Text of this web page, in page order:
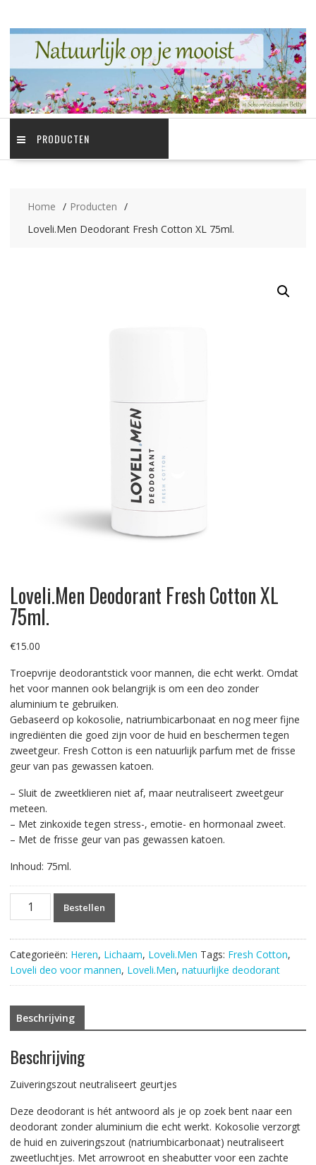
de
PRODUCTEN
Home
Producten
Loveli.Men Deodorant Fresh Cotton XL 75ml.
Loveli.Men Deodorant Fresh Cotton XL
75ml.
€15.00
Troepvrije deodorantstick voor mannen, die echt werkt. Omdat
het voor mannen ook belangrijk is om een deo zonder
aluminium te gebruiken.
Gebaseerd op kokosolie, natriumbicarbonaat en nog meer fijne
ingrediënten die goed zijn voor de huid en beschermen tegen
zweetgeur. Fresh Cotton is een natuurlijk parfum met de frisse
geur van pas gewassen katoen.
– Sluit de zweetklieren niet af, maar neutraliseert zweetgeur
meteen.
– Met zinkoxide tegen stress-, emotie- en hormonaal zweet.
– Met de frisse geur van pas gewassen katoen.
Inhoud: 75ml.
Loveli.Men
Deodorant
XL
75ml.
Bestellen
Categorieën: Heren, Lichaam, Loveli.Men Tags: Fresh Cotton,
Loveli deo voor mannen, Loveli.Men, natuurlijke deodorant
Beschrijving
Beschrijving
Zuiveringszout neutraliseert geurtjes
Deze deodorant is hét antwoord als je op zoek bent naar een
deodorant zonder aluminium die echt werkt. Kokosolie verzorgt
de huid en zuiveringszout (natriumbicarbonaat) neutraliseert
zweetluchtjes. Met arrowroot en sheabutter voor een zachte